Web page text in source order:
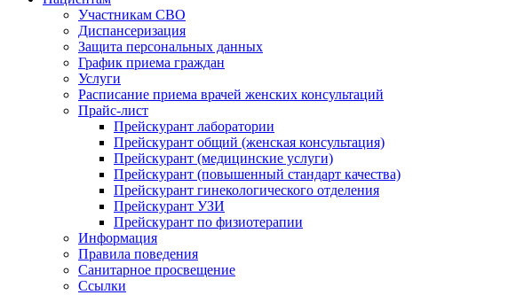
Участникам СВО
Диспансеризация
Защита персональных данных
График приема граждан
Услуги
Расписание приема врачей женских консультаций
Прайс-лист
Прейскурант лаборатории
Прейскурант общий (женская консультация)
Прейскурант (медицинские услуги)
Прейскурант (повышенный стандарт качества)
Прейскурант гинекологического отделения
Прейскурант УЗИ
Прейскурант по физиотерапии
Информация
Правила поведения
Санитарное просвещение
Ссылки